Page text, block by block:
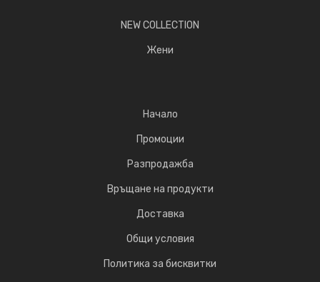
NEW COLLECTION
Жени
Начало
Промоции
Разпродажба
Връщане на продукти
Доставка
Общи условия
Политика за бисквитки